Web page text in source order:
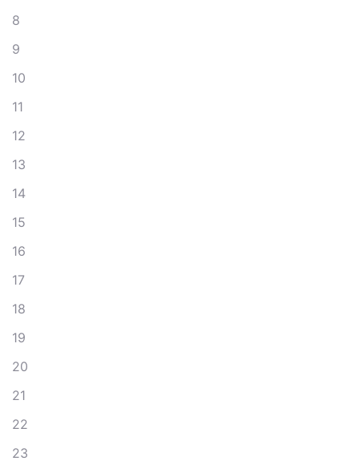
8
9
10
11
12
13
14
15
16
17
18
19
20
21
22
23